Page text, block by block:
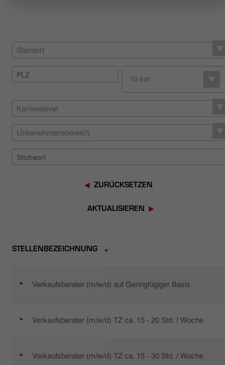
NACHHALTIGKEIT
HÄNDLERSUCHE
Standort
10 km
Karrierelevel
Unternehmensbereich
ZURÜCKSETZEN
AKTUALISIEREN
STELLENBEZEICHNUNG
Verkaufsberater (m/w/d) auf Geringfügiger Basis
Verkaufsberater (m/w/d) TZ ca. 15 - 20 Std. / Woche
Verkaufsberater (m/w/d) TZ ca. 15 - 30 Std. / Woche